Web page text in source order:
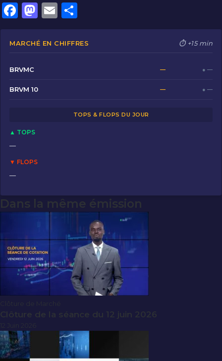
F
a
c
b
o
o
M
a
st
o
n
E
m
ai
ar
ta
MARCHÉ EN CHIFFRES ⏱ +15 min
BRVMC — ● —
BRVM 10 — ● —
TOPS & FLOPS DU JOUR
▲ TOPS
—
▼ FLOPS
—
Dans la même émission
Clôture de la séance du 12 juin 2026